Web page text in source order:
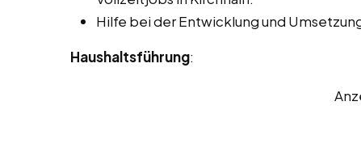
Hilfe bei der Entwicklung und
Haushaltsführung: